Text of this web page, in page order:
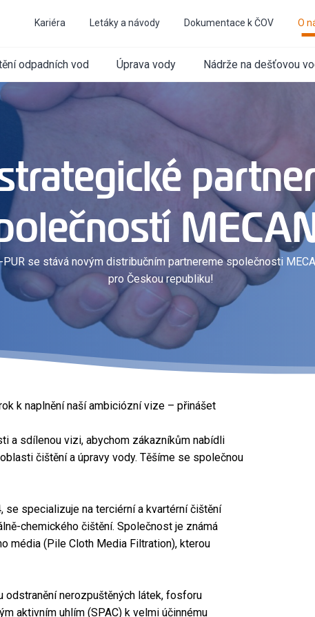
Kariéra Letáky a návody Dokumentace k ČOV O
odpadních vod Úprava vody Nádrže na dešťovou
PUR se stává novým distribučním partnereme společnosti
pro Českou republiku!
k naplnění naší ambiciózní vize – přinášet
a sdílenou vizi, abychom zákazníkům nabídli
čištění a úpravy vody. Těšíme se společnou
specializuje na terciérní a kvartérní čištění
chemického čištění. Společnost je známá
média (Pile Cloth Media Filtration), kterou
nerozpuštěných látek, fosforu
aktivním uhlím (SPAC) k velmi účinnému